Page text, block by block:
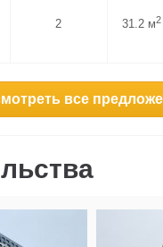
2 31.2 м2
все